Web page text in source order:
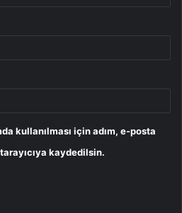
kullanılması için adım, e-posta
kaydedilsin.